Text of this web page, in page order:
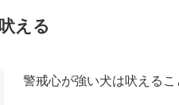
える
警戒心が強い犬は吠えるこ